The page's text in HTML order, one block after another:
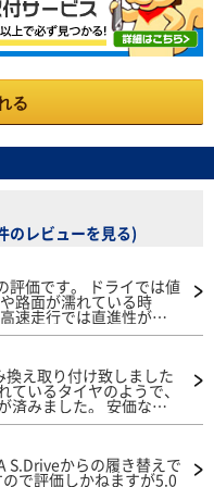
る
のレビューを見る)
ドライでは値
路面が濡れている時
速走行では直進性が悪
応と思います。 燃費は
で分からないです。
はありますが、サイド
ると持っていかれる感が
が、濡れた路面での直
不安要素があります。
え取り付け致しました
いるタイヤのようで、
済みました。 安価な輸
スが決まらない、ウエイ
に「良いタイヤです
一な減り具合から推測す
S.Driveからの履き替えで
で評価しかねますが5.0